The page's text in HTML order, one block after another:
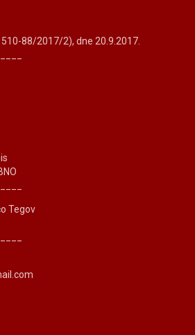
88/2017/2), dne 20.9.2017.
Tegov